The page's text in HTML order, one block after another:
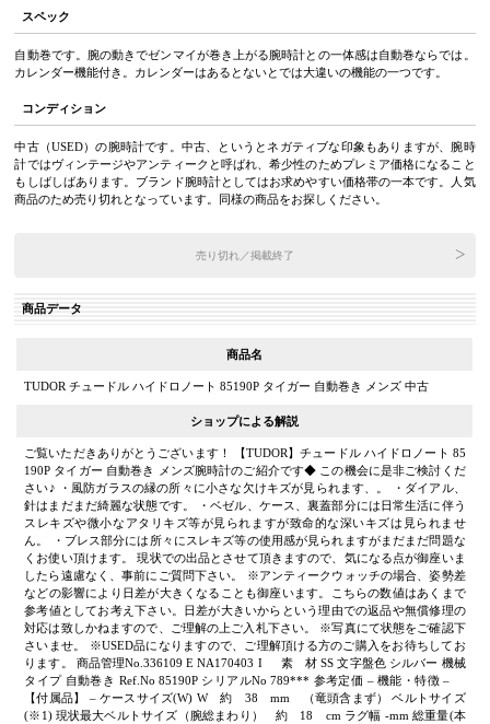
スペック
自動巻です。腕の動きでゼンマイが巻き上がる腕時計との一体感は自動巻ならでは。
カレンダー機能付き。カレンダーはあるとないとでは大違いの機能の一つです。
コンディション
中古（USED）の腕時計です。中古、というとネガティブな印象もありますが、腕時
計ではヴィンテージやアンティークと呼ばれ、希少性のためプレミア価格になること
もしばしばあります。ブランド腕時計としてはお求めやすい価格帯の一本です。人気
商品のため売り切れとなっています。同様の商品をお探しください。
売り切れ／掲載終了
商品データ
商品名
TUDOR チュードル ハイドロノート 85190P タイガー 自動巻き メンズ 中古
ショップによる解説
ご覧いただきありがとうございます！ 【TUDOR】チュードル ハイドロノート 85
190P タイガー 自動巻き メンズ腕時計のご紹介です◆ この機会に是非ご検討くだ
さい♪ ・風防ガラスの縁の所々に小さな欠けキズが見られます、。 ・ダイアル、
針はまだまだ綺麗な状態です。 ・ベゼル、ケース、裏蓋部分には日常生活に伴う
スレキズや微小なアタリキズ等が見られますが致命的な深いキズは見られませ
ん。 ・ブレス部分には所々にスレキズ等の使用感が見られますがまだまだ問題な
くお使い頂けます。 現状での出品とさせて頂きますので、気になる点が御座いま
したら遠慮なく、事前にご質問下さい。 ※アンティークウォッチの場合、姿勢差
などの影響により日差が大きくなることも御座います。こちらの数値はあくまで
参考値としてお考え下さい。日差が大きいからという理由での返品や無償修理の
対応は致しかねますので、ご理解の上ご入札下さい。 ※写真にて状態をご確認下
さいませ。 ※USED品になりますので、ご理解頂ける方のご購入をお待ちしてお
ります。 商品管理No.336109 E NA170403 I 素 材 SS 文字盤色 シルバー 機械
タイプ 自動巻き Ref.No 85190P シリアルNo 789*** 参考定価 – 機能・特徴 –
【付属品】 – ケースサイズ(W) W 約 38 mm （竜頭含まず） ベルトサイズ
(※1) 現状最大ベルトサイズ（腕総まわり） 約 18 cm ラグ幅 -mm 総重量(本